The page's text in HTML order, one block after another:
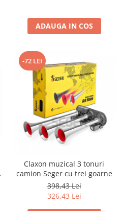
ADAUGA IN COS
-72 LEI
Claxon muzical 3 tonuri
camion Seger cu trei goarne
398,43 Lei
326,43 Lei